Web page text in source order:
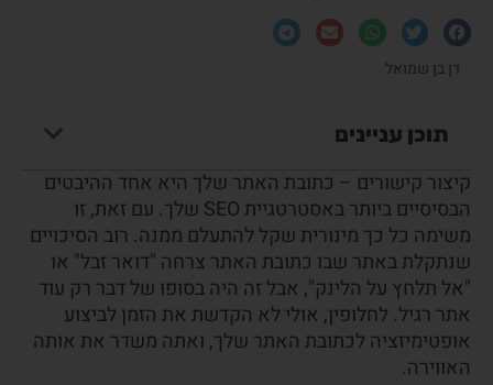
דן בן שמואל
תוכן עניינים
קיצור קישורים – כתובת האתר שלך היא אחד ההיבטים
הבסיסיים ביותר באסטרטגיית SEO שלך. עם זאת, זו
משימה כל כך מינורית שקל להתעלם ממנה. רוב הסיכויים
שנתקלת באתר שבו כתובת האתר צרחה "דואר זבל" או
"אל תלחץ על הלינק", אבל זה היה בסופו של דבר רק עוד
אתר רגיל. לחלופין, אולי לא הקדשת את הזמן לביצוע
אופטימיזציה לכתובת האתר שלך, ואתה משדר את אותה
האווירה.